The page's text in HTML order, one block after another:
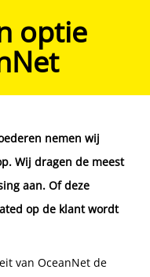
optie
nemen wij
Wij dragen de meest
aan. Of deze
op de klant wordt
van OceanNet de